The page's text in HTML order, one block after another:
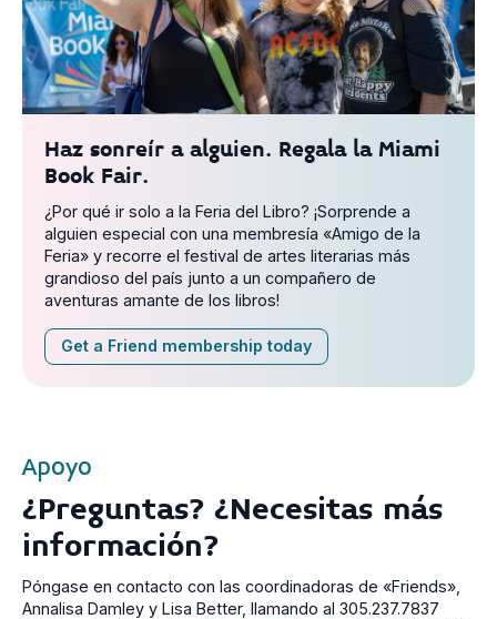
Haz sonreír a alguien. Regala la Miami
Book Fair.
¿Por qué ir solo a la Feria del Libro? ¡Sorprende a
alguien especial con una membresía «Amigo de la
Feria» y recorre el festival de artes literarias más
grandioso del país junto a un compañero de
aventuras amante de los libros!
Get a Friend membership today
Apoyo
¿Preguntas? ¿Necesitas más
información?
Póngase en contacto con las coordinadoras de «Friends»,
Annalisa Damley y Lisa Better, llamando al 305.237.7837